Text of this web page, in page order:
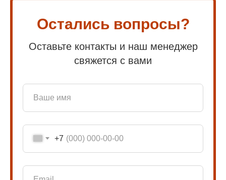
Остались вопросы?
Оставьте контакты и наш менеджер
свяжется с вами
+7